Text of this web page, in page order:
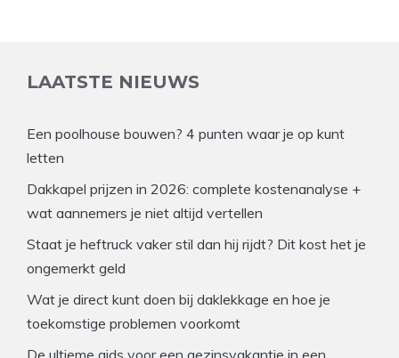
LAATSTE NIEUWS
Een poolhouse bouwen? 4 punten waar je op kunt
letten
Dakkapel prijzen in 2026: complete kostenanalyse +
wat aannemers je niet altijd vertellen
Staat je heftruck vaker stil dan hij rijdt? Dit kost het je
ongemerkt geld
Wat je direct kunt doen bij daklekkage en hoe je
toekomstige problemen voorkomt
De ultieme gids voor een gezinsvakantie in een